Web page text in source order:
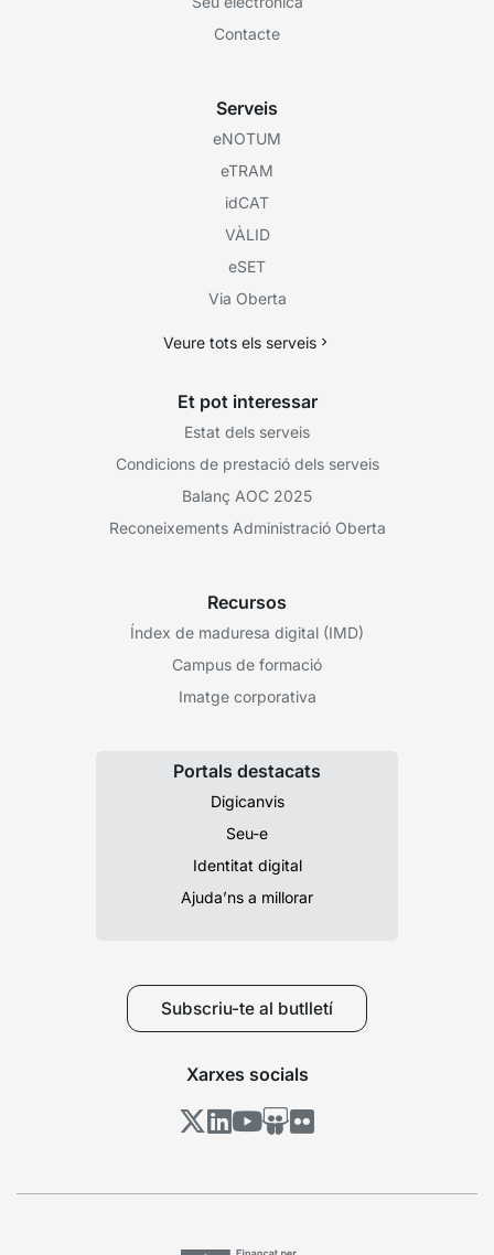
Contacte
Serveis
eNOTUM
eTRAM
idCAT
VÀLID
eSET
Via Oberta
Veure tots els serveis
Et pot interessar
Estat dels serveis
Condicions de prestació dels serveis
Balanç AOC 2025
Reconeixements Administració Oberta
Recursos
Índex de maduresa digital (IMD)
Campus de formació
Imatge corporativa
Portals destacats
Digicanvis
Seu-e
Identitat digital
Ajuda’ns a millorar
Subscriu-te al butlletí
Xarxes socials